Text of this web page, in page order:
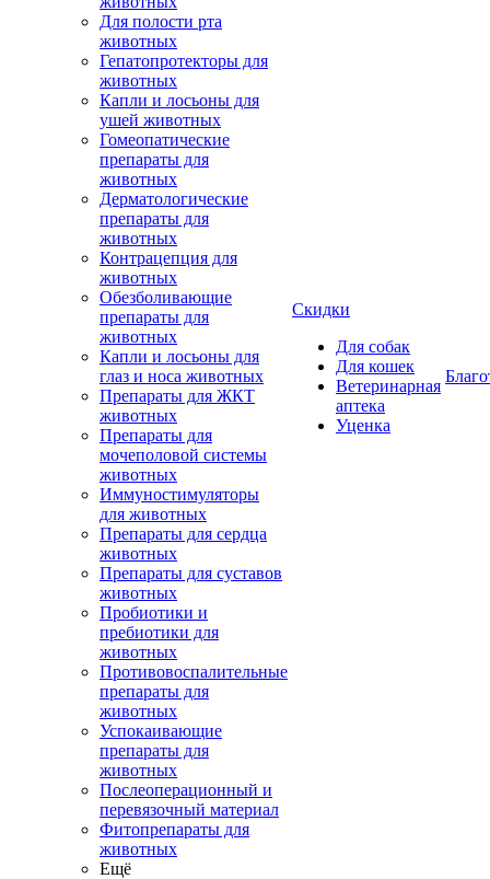
Для полости рта
животных
Гепатопротекторы для
животных
Капли и лосьоны для
ушей животных
Гомеопатические
препараты для
животных
Дерматологические
препараты для
животных
Контрацепция для
животных
Обезболивающие
препараты для
животных
Капли и лосьоны для
глаз и носа животных
Препараты для ЖКТ
животных
Препараты для
мочеполовой системы
животных
Иммуностимуляторы
для животных
Препараты для сердца
животных
Препараты для суставов
животных
Пробиотики и
пребиотики для
животных
Противовоспалительные
препараты для
животных
Успокаивающие
препараты для
животных
Послеоперационный и
перевязочный материал
Фитопрепараты для
животных
Ещё
Скидки
Для собак
Для кошек
Ветеринарная
аптека
Уценка